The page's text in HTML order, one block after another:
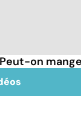
Peut-on